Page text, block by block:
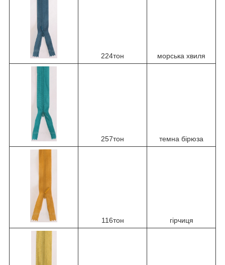
224тон морська хвиля
257тон темна бірюза
116тон гірчиця